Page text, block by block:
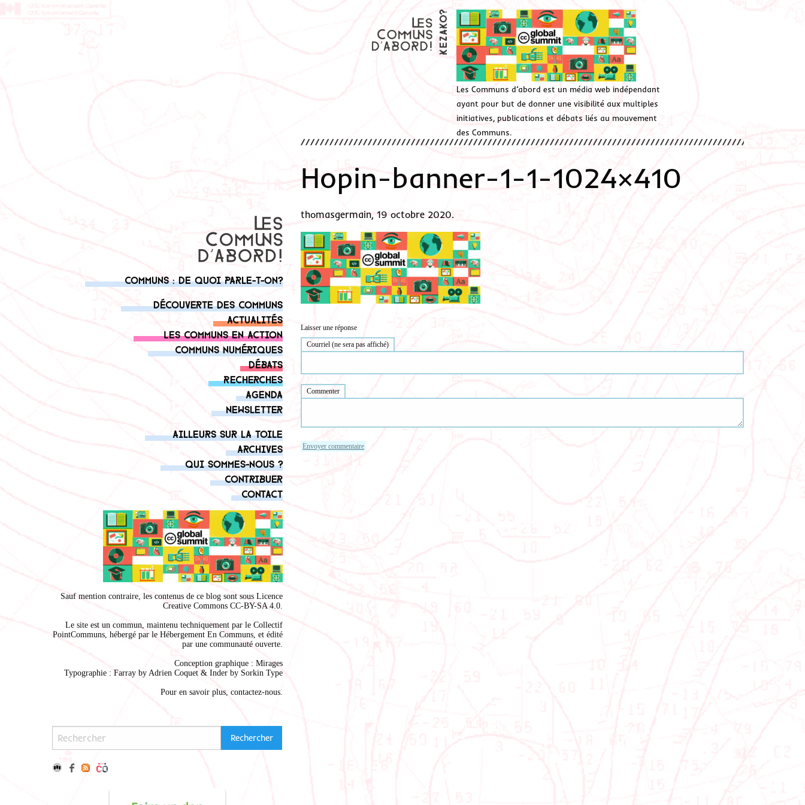
Les Communs d’abord est un média web indépendant
ayant pour but de donner une visibilité aux multiples
initiatives, publications et débats liés au mouvement
des Communs.
Communs : de quoi parle-t-on?
Découverte des communs
Actualités
Les communs en action
Communs numériques
Débats
Recherches
Agenda
Newsletter
Ailleurs sur la toile
Archives
Qui sommes-nous ?
Contribuer
Contact
Sauf mention contraire, les contenus de ce blog sont sous Licence
Creative Commons CC-BY-SA 4.0.
Le site est un commun, maintenu techniquement par le Collectif
PointCommuns, hébergé par le Hébergement En Communs, et édité
par une communauté ouverte.
Conception graphique : Mirages
Typographie : Farray by Adrien Coquet & Inder by Sorkin Type
Pour en savoir plus, contactez-nous.
Hopin-banner-1-1-1024×410
thomasgermain, 19 octobre 2020.
Laisser une réponse
Courriel (ne sera pas affiché)
Commenter